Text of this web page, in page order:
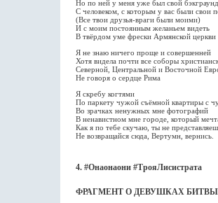
Но по ней у меня уже был свой бэкграунд
С человеком, с которым у вас были свои
(Все твои друзья-враги были моими)
И с моим постоянным желаньем видеть
В твёрдом уме фрески Армянской церкви
Я не знаю ничего проще и совершенней
Хотя видела почти все соборы
Северной, Центральной и Восточной
Не говоря о сердце Рима
Я скребу когтями
По паркету чужой съёмной квартиры с
Во зрачках ненужных мне фотографий
В ненавистном мне городе, который
Как я по тебе скучаю, ты не
Не возвращайся сюда, Вертумн, вернись.
4. #Онаонаони #ТрояЛисистрата
ФРАГМЕНТ О ДЕВУШКАХ